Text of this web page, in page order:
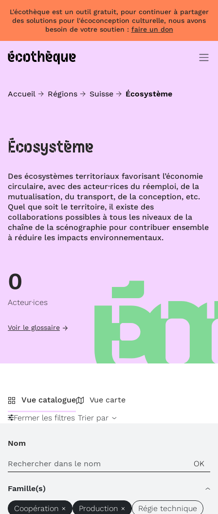
L'écothèque est un outil gratuit, pour continuer à partager
des solutions pour l'écoconception culturelle, nous avons
besoin de votre soutien : faire un don
Accueil Régions Suisse Écosystème
Écosystème
Des écosystèmes territoriaux favorisant l’économie
circulaire, avec des acteur·rices du réemploi, de la
mutualisation, du transport, de la conception, etc.
Quel que soit le territoire, il existe des
collaborations possibles à tous les niveaux de la
chaîne de la scénographie pour contribuer ensemble
à réduire les impacts environnementaux.
0
Acteur·ices
Voir le glossaire
Vue catalogue
Vue carte
Fermer les filtres Trier par
Nom
Famille(s)
Coopération × Production ×
Régie technique